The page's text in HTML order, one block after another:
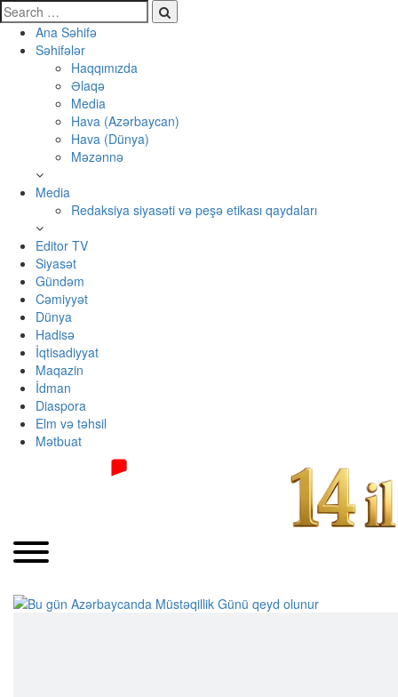
Ana Səhifə
Səhifələr
Haqqımızda
Əlaqə
Media
Hava (Azərbaycan)
Hava (Dünya)
Məzənnə
Media
Redaksiya siyasəti və peşə etikası qaydaları
Editor TV
Siyasət
Gündəm
Cəmiyyət
Dünya
Hadisə
İqtisadiyyat
Maqazin
İdman
Diaspora
Elm və təhsil
Mətbuat